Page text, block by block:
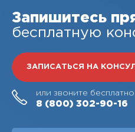
Запишитесь
бесплатную
ЗАПИСАТЬСЯ НА
или звоните бесплатно
8 (800) 302-90-16